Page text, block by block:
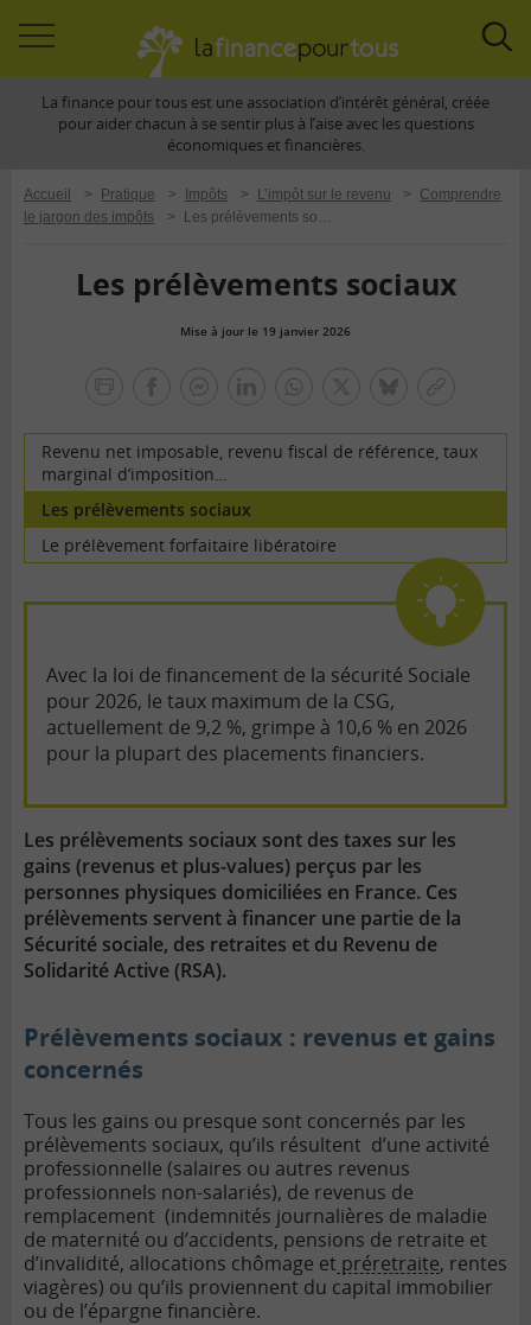
àLa finance pour tous est une association d’intérêt général, créée
pour aider chacun à se sentir plus à l’aise avec les questions
économiques et financières.
Accueil > Pratique > Impôts > L’impôt sur le revenu >
Comprendre
le jargon des impôts
> Les prélèvements sociaux
Les prélèvements sociaux
Mise à jour le 19 janvier 2026
tous
lien
Revenu net imposable, revenu fiscal de référence, taux
marginal d’imposition…
Les prélèvements sociaux
Le prélèvement forfaitaire libératoire
Avec la loi de financement de la sécurité Sociale
pour 2026, le taux maximum de la CSG,
actuellement de 9,2 %, grimpe à 10,6 % en 2026
pour la plupart des placements financiers.
Les prélèvements sociaux sont des taxes sur les
gains (revenus et plus-values) perçus par les
personnes physiques domiciliées en France. Ces
prélèvements servent à financer une partie de la
Sécurité sociale, des retraites et du Revenu de
Solidarité Active (RSA).
Prélèvements sociaux : revenus et gains
concernés
Tous les gains ou presque sont concernés par les
prélèvements sociaux, qu’ils résultent d’une activité
professionnelle (salaires ou autres revenus
professionnels non-salariés), de revenus de
remplacement (indemnités journalières de maladie
de maternité ou d’accidents, pensions de retraite et
d’invalidité, allocations chômage et préretraite, rentes
viagères) ou qu’ils proviennent du capital immobilier
ou de l’épargne financière.